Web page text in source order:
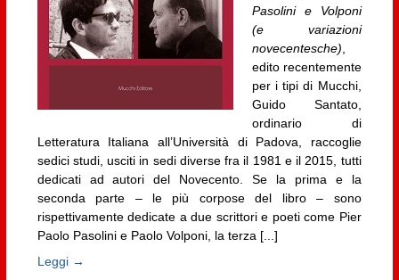
Pasolini e Volponi
(e variazioni
novecentesche)
edito recentemente
per i tipi di Mucchi,
Guido Santato,
ordinario di
Letteratura Italiana all’Università di Padova, raccoglie
sedici studi, usciti in sedi diverse fra il 1981 e il 2015, tutti
dedicati ad autori del Novecento. Se la prima e la
seconda parte – le più corpose del libro – sono
rispettivamente dedicate a due scrittori e poeti come Pier
Paolo Pasolini e Paolo Volponi, la terza [...]
Leggi →